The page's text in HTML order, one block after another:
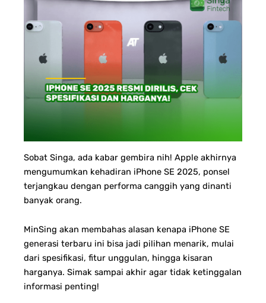
Sobat Singa, ada kabar gembira nih! Apple akhirnya
mengumumkan kehadiran iPhone SE 2025, ponsel
terjangkau dengan performa canggih yang dinanti
banyak orang.
MinSing akan membahas alasan kenapa iPhone SE
generasi terbaru ini bisa jadi pilihan menarik, mulai
dari spesifikasi, fitur unggulan, hingga kisaran
harganya. Simak sampai akhir agar tidak ketinggalan
informasi penting!